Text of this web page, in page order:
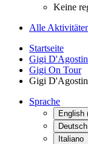
Keine
Alle
Startseite
Gigi
Gigi On Tour
Gigi
Sprache
English
Italiano